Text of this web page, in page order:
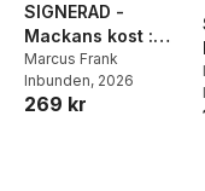
SIGNERAD -
Mackans kost :
Middagar och
matlådor
Marcus Frank
Inbunden, 2026
269 kr